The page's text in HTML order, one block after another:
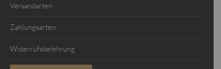
Versandarten
Zahlungsarten
Widerrufsbelehrung